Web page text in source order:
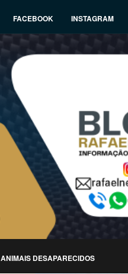
FACEBOOK INSTAGRAM
ANIMAIS DESAPARECIDOS